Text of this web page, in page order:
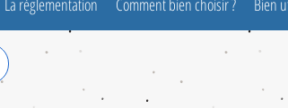
La réglementation Comment bien choisir ? Bien